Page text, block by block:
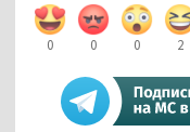
0 0 0 2